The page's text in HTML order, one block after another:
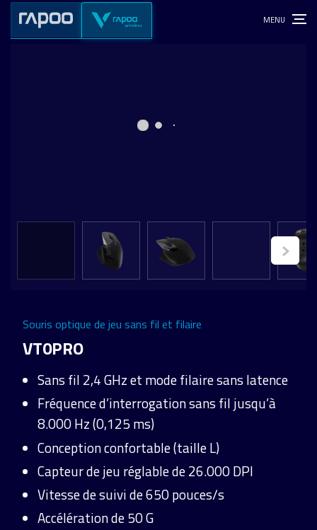
VT0PRO
Souris optique de jeu sans fil et filaire
Sans fil 2,4 GHz et mode filaire sans latence
Fréquence d’interrogation sans fil jusqu’à
8.000 Hz (0,125 ms)
Conception confortable (taille L)
Capteur de jeu réglable de 26.000 DPI
Vitesse de suivi de 650 pouces/s
Accélération de 50 G